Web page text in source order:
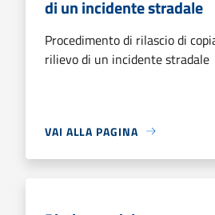
di un incidente stradale
Procedimento di rilascio di
rilievo di un incidente stradale
VAI ALLA PAGINA